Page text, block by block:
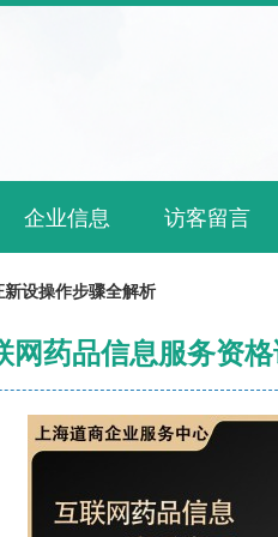
企业信息 访客留言
新设操作步骤全解析
网药品信息服务资